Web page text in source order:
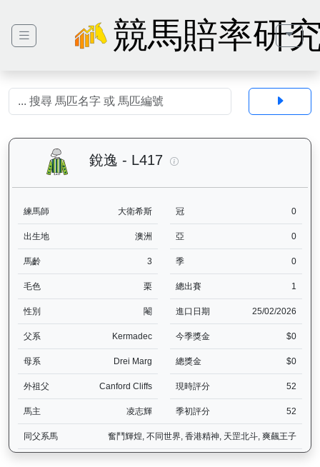
競馬賠率研
銳逸 - L417
練馬師 大衛希斯 冠 0
出生地 澳洲 亞 0
馬齡 3 季 0
毛色 栗 總出賽 1
性別 閹 進口日期 25/02/2026
父系 Kermadec 今季獎金 $0
母系 Drei Marg 總獎金 $0
外祖父 Canford Cliffs 現時評分 52
馬主 凌志輝 季初評分 52
同父系馬 奮鬥輝煌, 不同世界, 香港精神, 天罡北斗, 爽飆王子